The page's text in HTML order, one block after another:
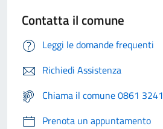
Contatta il comune
Leggi le domande frequenti
Richiedi Assistenza
Chiama il comune 0861 3241
Prenota un appuntamento